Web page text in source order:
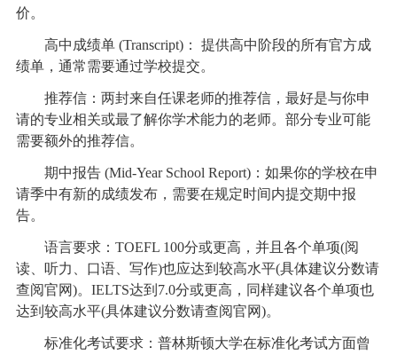
价。
高中成绩单 (Transcript)： 提供高中阶段的所有官方成
绩单，通常需要通过学校提交。
推荐信：两封来自任课老师的推荐信，最好是与你申
请的专业相关或最了解你学术能力的老师。部分专业可能
需要额外的推荐信。
期中报告 (Mid-Year School Report)：如果你的学校在申
请季中有新的成绩发布，需要在规定时间内提交期中报
告。
语言要求：TOEFL 100分或更高，并且各个单项(阅
读、听力、口语、写作)也应达到较高水平(具体建议分数请
查阅官网)。IELTS达到7.0分或更高，同样建议各个单项也
达到较高水平(具体建议分数请查阅官网)。
标准化考试要求：普林斯顿大学在标准化考试方面曾